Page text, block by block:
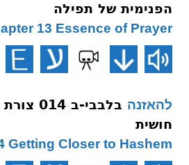
הפנימית של תפילה
13 Essence of Prayer
להאזנה
בלבבי-
חושית
Getting Closer to Hashem